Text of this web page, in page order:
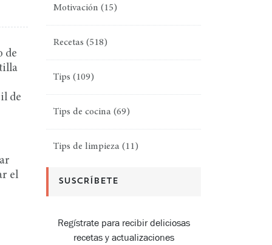
de
de
el
Motivación (15)
Recetas (518)
Tips (109)
Tips de cocina (69)
Tips de limpieza (11)
SUSCRÍBETE
Regístrate para recibir deliciosas
recetas y actualizaciones